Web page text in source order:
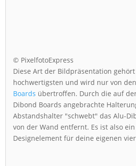
© PixelfotoExpress
Diese Art der Bildpräsentation
hochwertigsten und wird nur von
Boards übertroffen. Durch die auf
Dibond Boards angebrachte
Abstandshalter "schwebt" das Alu-
von der Wand entfernt. Es ist also
Designelement für deine eigenen